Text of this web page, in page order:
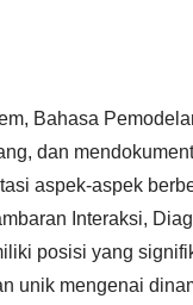
Bahasa
dan
aspek-aspek
Interaksi,
posisi yang
unik mengenai